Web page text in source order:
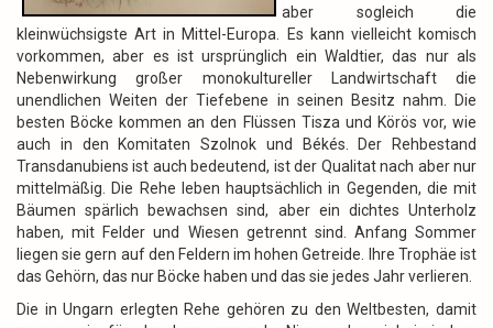
aber sogleich die
kleinwüchsigste Art in Mittel-Europa. Es kann vielleicht komisch
vorkommen, aber es ist ursprünglich ein Waldtier, das nur als
Nebenwirkung großer monokultureller Landwirtschaft die
unendlichen Weiten der Tiefebene in seinen Besitz nahm. Die
besten Böcke kommen an den Flüssen Tisza und Körös vor, wie
auch in den Komitaten Szolnok und Békés. Der Rehbestand
Transdanubiens ist auch bedeutend, ist der Qualitat nach aber nur
mittelmäßig. Die Rehe leben hauptsächlich in Gegenden, die mit
Bäumen spärlich bewachsen sind, aber ein dichtes Unterholz
haben, mit Felder und Wiesen getrennt sind. Anfang Sommer
liegen sie gern auf den Feldern im hohen Getreide. Ihre Trophäe ist
das Gehörn, das nur Böcke haben und das sie jedes Jahr verlieren.
Die in Ungarn erlegten Rehe gehören zu den Weltbesten, damit